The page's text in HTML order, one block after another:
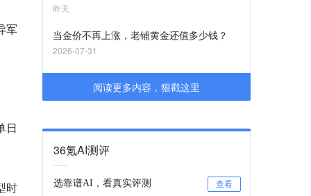
军
日
时
昨天
当金价不再上涨，老铺黄金还值多少钱？
2026-07-31
阅读更多内容，狠戳这里
36氪AI测评
选靠谱AI，看真实评测 查看